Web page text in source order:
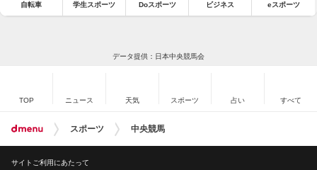
自転車 学生スポーツ Doスポーツ ビジネス eスポーツ
データ提供：日本中央競馬会
TOP ニュース 天気 スポーツ 占い すべて
スポーツ 中央競馬
サイトご利用にあたって